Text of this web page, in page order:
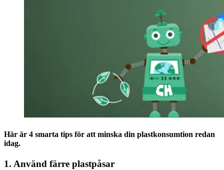
Här är 4 smarta tips för att minska din plastkonsumtion redan
idag.
1. Använd färre plastpåsar